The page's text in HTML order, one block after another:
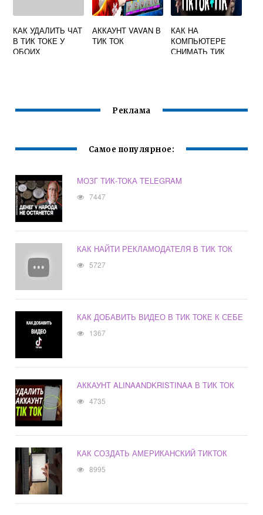
КАК УДАЛИТЬ ЧАТ
В ТИК ТОКЕ У
ОБОИХ
АККАУНТ VAVAN В
ТИК ТОК
КАК НА
КОМПЬЮТЕРЕ
СНИМАТЬ ТИК
Реклама
Самое популярное:
МОЗГ ТИК-ТОКА TELEGRAM
7447
КАК НАЙТИ РЕКЛАМОДАТЕЛЯ В ТИК ТОК
5727
КАК ДОБАВИТЬ ВИДЕО В ТИК ТОКЕ К СЕБЕ
1367
АККАУНТ ALINAANDKRISTINAA В ТИК ТОК
4735
КАК СОЗДАТЬ АМЕРИКАНСКИЙ ТИКТОК
8995